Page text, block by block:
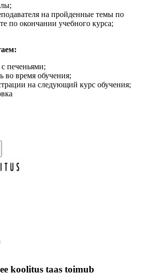
на пройденные темы по
по окончании учебного курса;
печеньями;
во время обучения;
на следующий курс обучения;
koolitus taas toimub